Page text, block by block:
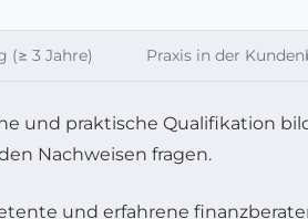
(≥ 3 Jahre) Praxis in der
und praktische Qualifikation
Nachweisen fragen.